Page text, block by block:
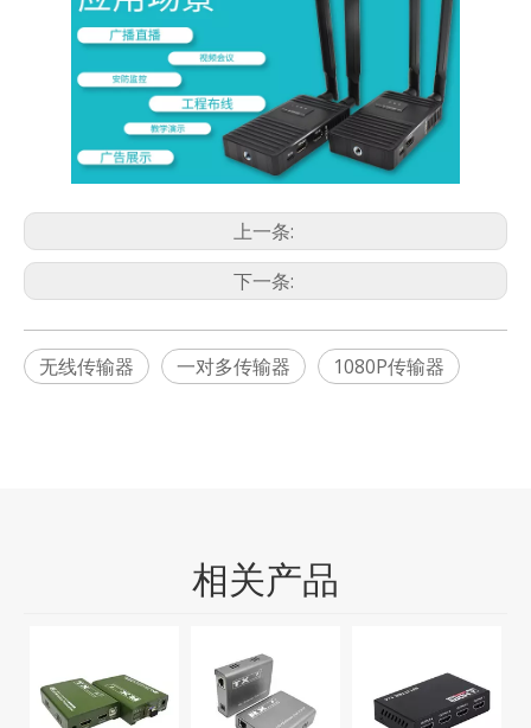
上一条:
下一条:
无线传输器 一对多传输器 1080P传输器
相关产品